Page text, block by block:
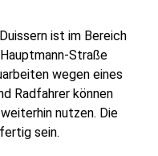
ist im Bereich
Straße
wegen eines
Radfahrer können
nutzen. Die
sein.